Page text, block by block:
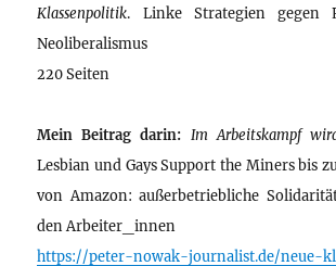
Klassenpolitik. Linke Strategien gegen
Neoliberalismus
220 Seiten
Mein Beitrag darin: Im Arbeitskampf
Lesbian und Gays Support the Miners bis
von Amazon: außerbetriebliche
den Arbeiter_innen
https://peter-nowak-journalist.de/neue-